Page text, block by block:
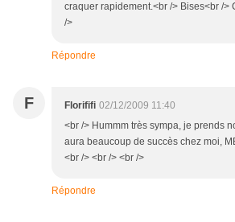
craquer rapidement.<br /> Bises<br />
/>
Répondre
F Florififi 02/12/2009 11:40
<br /> Hummm très sympa, je prends
aura beaucoup de succès chez moi,
<br /> <br /> <br />
Répondre